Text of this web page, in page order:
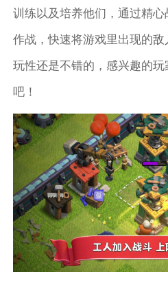
训练以及培养他们，通过精
作战，快速将游戏里出现的
玩性还是不错的，感兴趣的
吧！